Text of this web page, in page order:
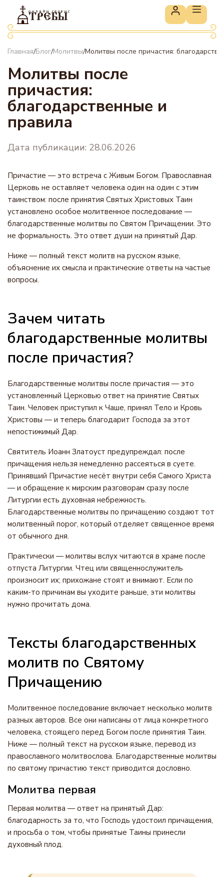
онлайн сервис
ТРЕБЫ
Главная/Блог/Молитвы/Молитвы после причастия:
Молитвы после
причастия:
благодарственные и
правила
Дата публикации: 28.06.2026
Причастие — это встреча с Живым Богом. Православная
Церковь не оставляет человека один на один с этим
таинством: после принятия Святых Христовых Таин
установлено особое молитвенное последование —
благодарственные молитвы по Святом Причащении. Это
не формальность. Это ответ души на принятый Дар.
Ниже — полный текст молитв на русском языке,
объяснение их смысла и практические ответы на частые
вопросы.
Зачем читать
благодарственные молитвы
после причастия?
Благодарственные молитвы после причастия — это
установленный Церковью ответ на принятие Святых
Таин. Человек приступил к Чаше, принял Тело и Кровь
Христовы — и теперь благодарит Господа за этот
непостижимый Дар.
Святитель Иоанн Златоуст предупреждал: после
причащения нельзя немедленно рассеяться в суете.
Принявший Причастие несёт внутри себя Самого Христа
— и обращение к мирским разговорам сразу после
Литургии есть духовная небрежность.
Благодарственные молитвы по причащению создают тот
молитвенный порог, который отделяет священное время
от обычного дня.
Практически — молитвы вслух читаются в храме после
отпуста Литургии. Чтец или священнослужитель
произносит их; прихожане стоят и внимают. Если по
каким-то причинам вы уходите раньше, эти молитвы
нужно прочитать дома.
Тексты благодарственных
молитв по Святому
Причащению
Молитвенное последование включает несколько молитв
разных авторов. Все они написаны от лица конкретного
человека, стоящего перед Богом после принятия Таин.
Ниже — полный текст на русском языке, перевод из
православного молитвослова. Благодарственные молитвы
по святому причастию текст приводится дословно.
Молитва первая
Первая молитва — ответ на принятый Дар:
благодарность за то, что Господь удостоил причащения,
и просьба о том, чтобы принятые Таины принесли
духовный плод.